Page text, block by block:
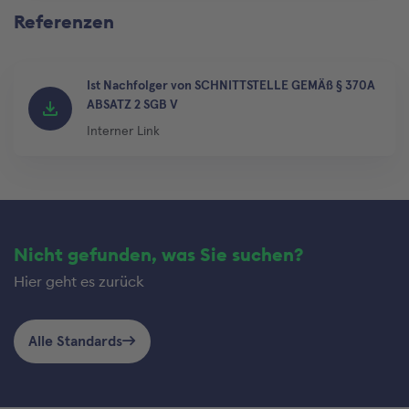
Referenzen
Ist Nachfolger von SCHNITTSTELLE GEMÄß § 370A
ABSATZ 2 SGB V
Interner Link
Nicht gefunden, was Sie suchen?
Hier geht es zurück
Alle Standards